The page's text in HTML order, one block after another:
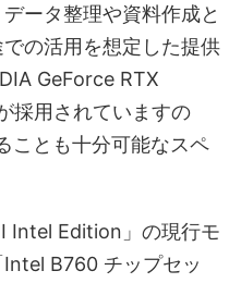
ータ整理や資料作成と
の活用を想定した提供
GeForce RTX
採用されていますの
ことも十分可能なスペ
Intel Edition」の現行モ
B760 チップセッ